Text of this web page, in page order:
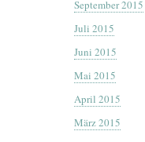
September 2015
Juli 2015
Juni 2015
Mai 2015
April 2015
März 2015